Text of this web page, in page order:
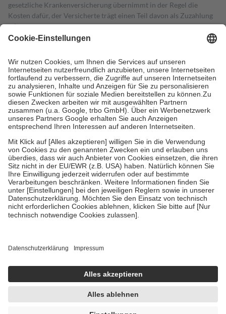
gesetzliche Krankenversicherung übernimmt in der Regel die
Kosten dafür, der Versicherte trägt einen Teil davon als Zuzahlung
mit.
Grundsätzlich leisten Mitglieder Zuzahlungen in Höhe von zehn
höchstens zehn Euro.
Es sind jedoch nie mehr als die tatsächlichen
Kosten der Leistung zu entrichten.
Diese Regeln gelten grundsätzlich auch für Online-Apotheken.
Bei Heilmitteln und häuslicher Krankenpflege beträgt die
Zuzahlung zehn Prozent der Kosten sowie zehn Euro je
Verordnung.
Um das Engagement der Versicherten für ihre eigene Gesundheit zu
stärken und die besondere Stellung der Familie zu unterstützen,
fallenkeine Zuzahlungenan bei:
• Kindern und Jugendlichen bis zum vollendeten 18. Lebensjahr
mit Ausnahme der Fahrkosten
• Untersuchungen zur Vorsorge und Früherkennung, die von der
GKV getragen werden
• empfohlenen Schutzimpfungen
• Harn- und Blutteststreifen
getroffen, um sicherzustellen, dass es sich um echte Bewertungen
https://help.etrusted.com/hc/de/articles/4419944605341
Einige Bilder und Inhalte wurden unter Zuhilfenahme künstlicher